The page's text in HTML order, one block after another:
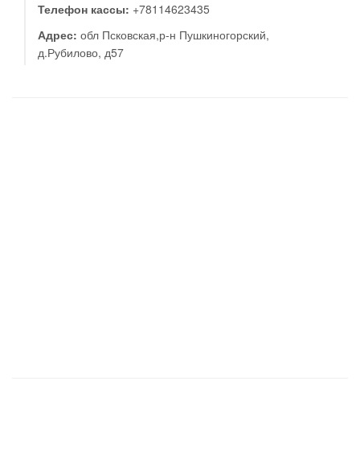
Телефон кассы: +78114623435
Адрес: обл Псковская,р-н Пушкиногорский,
д.Рубилово, д57